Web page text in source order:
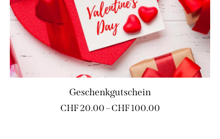
Geschenkgutschein
CHF20.00–CHF100.00